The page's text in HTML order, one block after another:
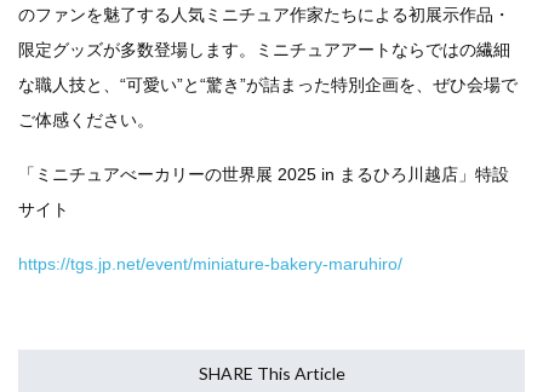
のファンを魅了する人気ミニチュア作家たちによる初展示作品・
限定グッズが多数登場します。ミニチュアアートならではの繊細
な職人技と、 “可愛い”と“驚き”が詰まった特別企画を、ぜひ会場で
ご体感ください。
「 ミニチュアべーカリーの世界展 2025 in まるひろ川越店 」 特設
サイト
https://tgs.jp.net/event/miniature-bakery-maruhiro/
SHARE This Article